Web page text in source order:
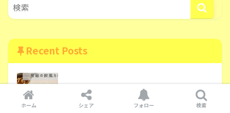
Recent Posts
茨城 常総の石下の中心地にオープンしたカレ
ーとコーヒーのお店【欧風カレーGG】
ホーム シェア フォロー 検索